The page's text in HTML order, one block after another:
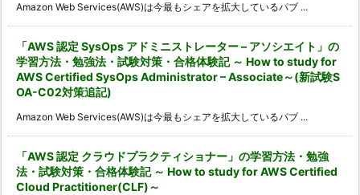
Amazon Web Services(AWS)は今最もシェアを拡大しているパブ ...
「AWS 認定 SysOps アドミニストレーター – アソシエイト」の
学習方法・勉強法・試験対策・合格体験記 ～ How to study for
AWS Certified SysOps Administrator – Associate～(新試験S
OA-C02対策追記)
Amazon Web Services(AWS)は今最もシェアを拡大しているパブ ...
「AWS 認定 クラウドプラクティショナー」の学習方法・勉強
法・試験対策・合格体験記 ～ How to study for AWS Certified
Cloud Practitioner(CLF)～